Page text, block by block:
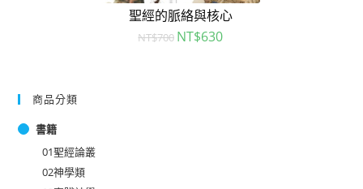
聖經的脈絡與核心
NT$700 NT$630
商品分類
書籍
01聖經論叢
02神學類